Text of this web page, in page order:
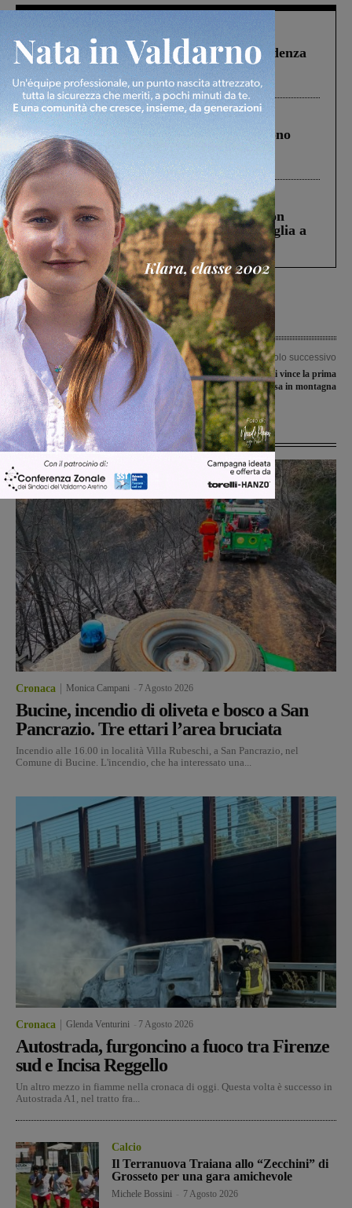
Figline Incisa Valdarno
Piscina di Figline finanziata oltre la scadenza
Pnrr, il gruppo di Fratelli d’Italia: “Un
ringraziamento al Governo”
Cronaca 4 Agosto 2026
Un anno fa la strage in A1 in cui morirono
Gianni, Giulia e Franco. Lo schianto, il
processo, lo stop ai sorpassi fra tir....
Cronaca 3 Agosto 2026
Scomparso da una struttura di Castiglion
Fiorentino l’uomo che aveva ucciso la figlia a
Levane nel 2020
Articolo precedente
Il Montevarchi non fallisce ed è
sempre più vicino all’apoteosi
Articolo successivo
Maria Fiore Benedetti vince la prima
prova di corsa in montagna
Ultime Notizie
Cronaca Monica Campani 7 Agosto 2026
Bucine, incendio di oliveta e bosco a San
Pancrazio. Tre ettari l’area bruciata
Incendio alle 16.00 in località Villa Rubeschi, a San Pancrazio, nel
Comune di Bucine. L'incendio, che ha interessato una...
Cronaca Glenda Venturini 7 Agosto 2026
Autostrada, furgoncino a fuoco tra Firenze
sud e Incisa Reggello
Un altro mezzo in fiamme nella cronaca di oggi. Questa volta è successo in
Autostrada A1, nel tratto fra...
Calcio
Il Terranuova Traiana allo “Zecchini” di
Grosseto per una gara amichevole
Michele Bossini 7 Agosto 2026